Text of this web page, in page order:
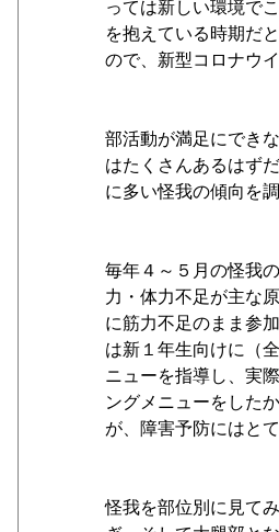
っては新しい環境で
を抱えている時期だ
ので、新型コロナウ
部活動が満足にでき
はたくさんあるはず
に多い怪我の傾向を
毎年４～５月の怪我
力・体力不足が主な
に筋力不足のまま参
は新１年生向けに（
ニューを指導し、実
ングメニューをした
が、障害予防にはと
怪我を部位別に見て